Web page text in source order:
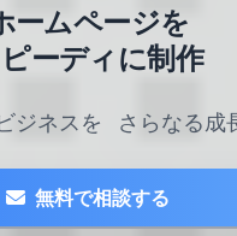
ームページを
ーディに制作
ジネスを さらなる成
無料で相談する